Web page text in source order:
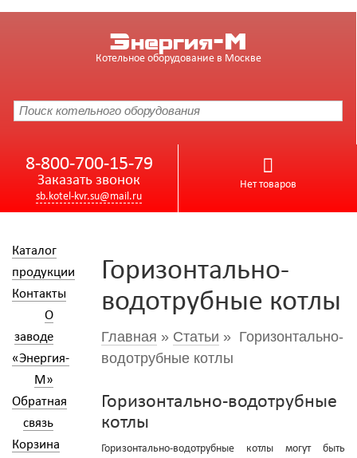
Энергия-М
Котельное оборудование в Москве
8-800-700-15-79
Заказать звонок
sb.kotel-kvr.su@mail.ru
Нет товаров
Каталог
продукции
Контакты
О
заводе
«Энергия-
М»
Обратная
связь
Корзина
Горизонтально-
водотрубные котлы
Главная » Статьи » Горизонтально-
водотрубные котлы
Горизонтально-водотрубные
котлы
Горизонтально-водотрубные котлы могут быть